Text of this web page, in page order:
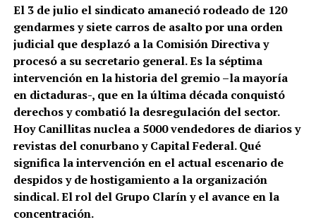
El 3 de julio el sindicato amaneció rodeado de 120
gendarmes y siete carros de asalto por una orden
judicial que desplazó a la Comisión Directiva y
procesó a su secretario general. Es la séptima
intervención en la historia del gremio –la mayoría
en dictaduras-, que en la última década conquistó
derechos y combatió la desregulación del sector.
Hoy Canillitas nuclea a 5000 vendedores de diarios y
revistas del conurbano y Capital Federal. Qué
significa la intervención en el actual escenario de
despidos y de hostigamiento a la organización
sindical. El rol del Grupo Clarín y el avance en la
concentración.